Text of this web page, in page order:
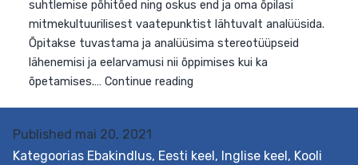
Eesmärk Koolitus pakub õpetajatele sissejuhatust
mitmekultuurilise hariduse ning kultuuridevahelise
koolides kasvava keelelise ja kultuurilise mitmekesisuse
tõttu üha olulisem. Väljundid Omandatakse ülevaade
Published mai 20, 2021
Kategoorias Ebakindlus, Eesti keel, Inglise keel, Kooli